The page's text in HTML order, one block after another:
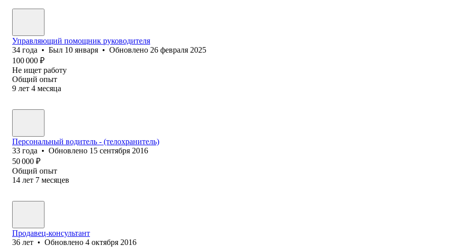
Управляющий помощник руководителя
34 года • Был 10 января • Обновлено 26 февраля 2025
100 000 ₽
Не ищет работу
Общий опыт
9 лет 4 месяца
Персональный водитель - (телохранитель)
33 года • Обновлено 15 сентября 2016
50 000 ₽
Общий опыт
14 лет 7 месяцев
Продавец-консультант
36 лет • Обновлено 4 октября 2016